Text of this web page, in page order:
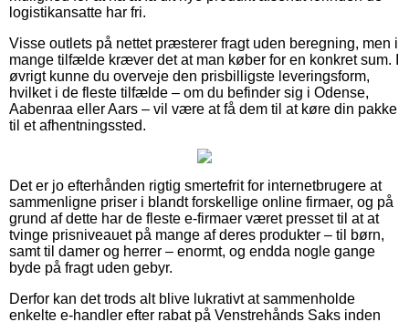
logistikansatte har fri.
Visse outlets på nettet præsterer fragt uden beregning, men i
mange tilfælde kræver det at man køber for en konkret sum. I
øvrigt kunne du overveje den prisbilligste leveringsform,
hvilket i de fleste tilfælde – om du befinder sig i Odense,
Aabenraa eller Aars – vil være at få dem til at køre din pakke
til et afhentningssted.
Det er jo efterhånden rigtig smertefrit for internetbrugere at
sammenligne priser i blandt forskellige online firmaer, og på
grund af dette har de fleste e-firmaer været presset til at at
tvinge prisniveauet på mange af deres produkter – til børn,
samt til damer og herrer – enormt, og endda nogle gange
byde på fragt uden gebyr.
Derfor kan det trods alt blive lukrativt at sammenholde
enkelte e-handler efter rabat på Venstrehånds Saks inden